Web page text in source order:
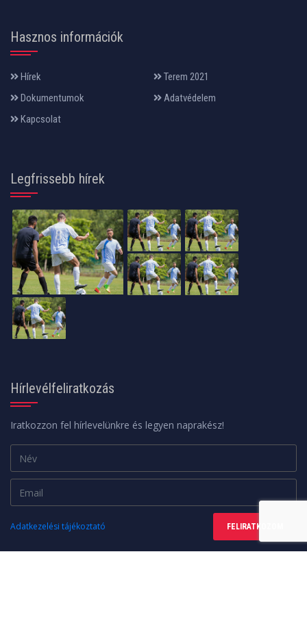
Hasznos információk
Hírek
Terem 2021
Dokumentumok
Adatvédelem
Kapcsolat
Legfrissebb hírek
Hírlevélfeliratkozás
Iratkozzon fel hírlevelünkre és legyen naprakész!
Adatkezelési tájékoztató FELIRATKOZOM